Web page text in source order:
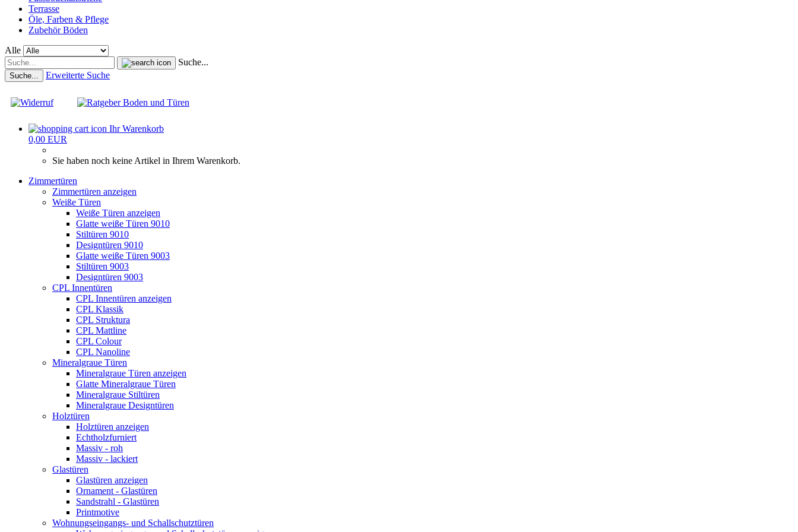
Terrasse
Öle, Farben & Pflege
Zubehör Böden
Alle
Suche...
Suche... Erweiterte Suche
Ihr Warenkorb
0,00 EUR
Sie haben noch keine Artikel in Ihrem Warenkorb.
Zimmertüren
Zimmertüren anzeigen
Weiße Türen
Weiße Türen anzeigen
Glatte weiße Türen 9010
Stiltüren 9010
Designtüren 9010
Glatte weiße Türen 9003
Stiltüren 9003
Designtüren 9003
CPL Innentüren
CPL Innentüren anzeigen
CPL Klassik
CPL Struktura
CPL Mattline
CPL Colour
CPL Nanoline
Mineralgraue Türen
Mineralgraue Türen anzeigen
Glatte Mineralgraue Türen
Mineralgraue Stiltüren
Mineralgraue Designtüren
Holztüren
Holztüren anzeigen
Echtholzfurniert
Massiv - roh
Massiv - lackiert
Glastüren
Glastüren anzeigen
Ornament - Glastüren
Sandstrahl - Glastüren
Printmotive
Wohnungseingangs- und Schallschutztüren